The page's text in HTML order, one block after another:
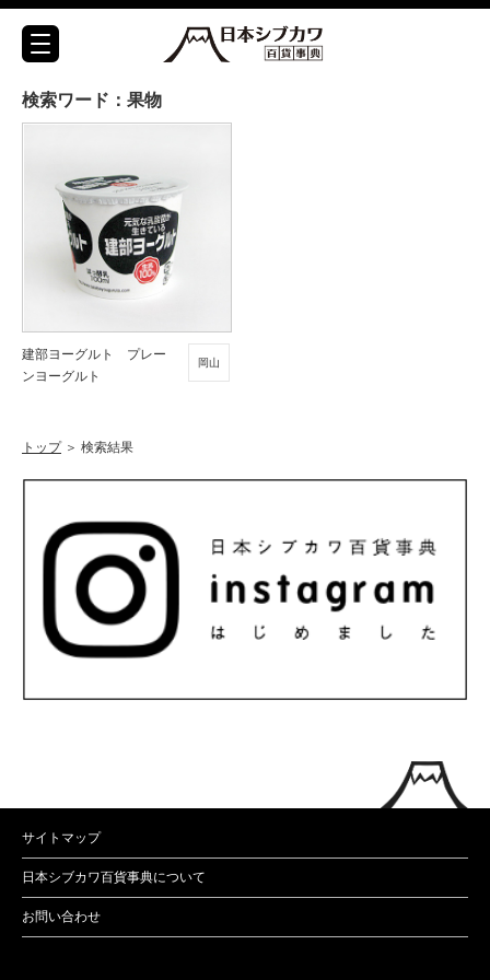
検索ワード：果物
建部ヨーグルト プレー
ンヨーグルト
岡山
トップ＞ 検索結果
サイトマップ
日本シブカワ百貨事典について
お問い合わせ